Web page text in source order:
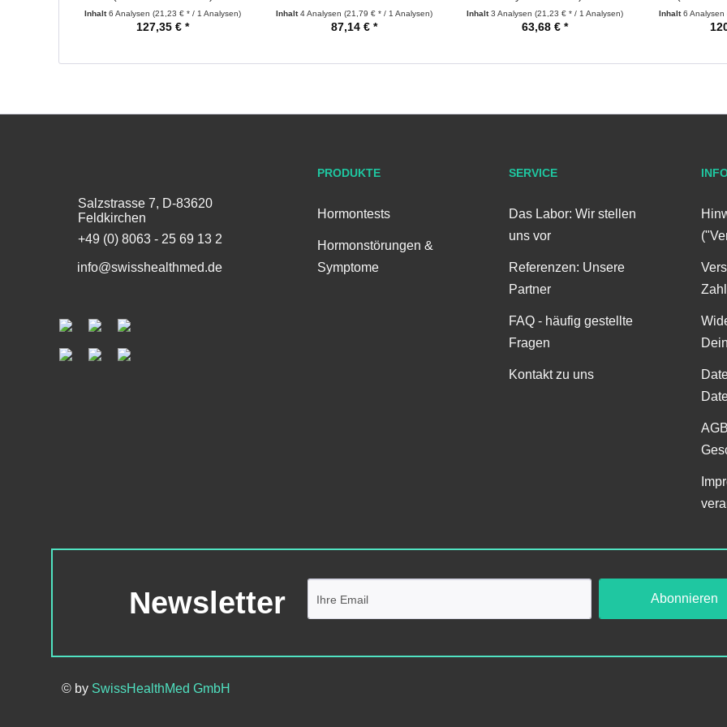
Inhalt6 Analysen(21,23 € * / 1 Analysen)
127,35 € *
Inhalt4 Analysen (21,79 € * / 1 Analysen)
87,14 € *
Inhalt3 Analysen(21,23 € * / 1 Analysen)
63,68 € *
Inhalt6 Analysen
Salzstrasse 7, D-83620
Feldkirchen
+49 (0) 8063 - 25 69 13 2
info@swisshealthmed.de
PRODUKTE
Hormontests
Hormonstörungen &
Symptome
SERVICE
Das Labor: Wir stellen
uns vor
Referenzen: Unsere
Partner
FAQ - häufig gestellte
Fragen
Kontakt zu uns
Newsletter Abonnieren
© by SwissHealthMed GmbH